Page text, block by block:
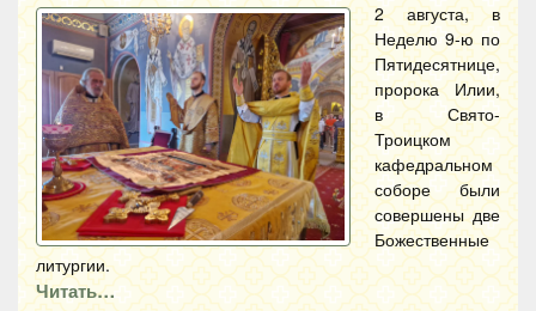
2 августа, в
Неделю 9-ю по
Пятидесятнице,
пророка Илии,
в Свято-
Троицком
кафедральном
соборе были
совершены две
Божественные
литургии.
Читать…